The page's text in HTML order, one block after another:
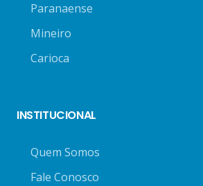
Paranaense
Mineiro
Carioca
INSTITUCIONAL
Quem Somos
Fale Conosco